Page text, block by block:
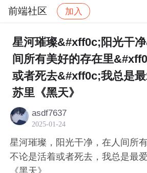
前端社区 加入
社区 前端社区 感慨 帖子
星河璀璨&#xff0c;阳光干
间所有美好的存在里
或者死去&#xff0c;我总是
苏里《黑天》
asdf7637
2025-01-24
星河璀璨，阳光干净，在人间所
不论是活着或者死去，我总是最
《黑天》